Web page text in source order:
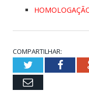
COMPARTILHAR:
Twitter
Email